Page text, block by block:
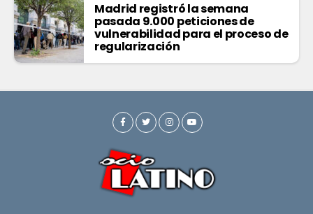
Madrid registró la semana
pasada 9.000 peticiones de
vulnerabilidad para el proceso de
regularización